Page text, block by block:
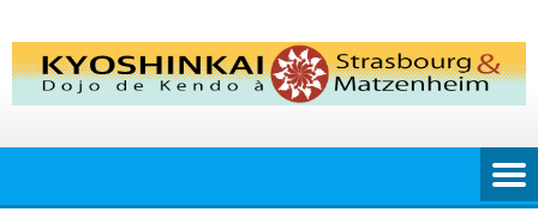
to
content